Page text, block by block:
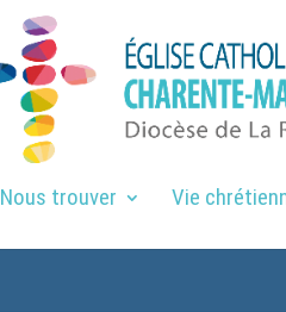
Nous trouver Vie